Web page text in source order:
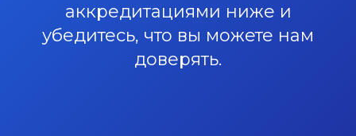
аккредитациями ниже и
убедитесь, что вы можете нам
доверять.